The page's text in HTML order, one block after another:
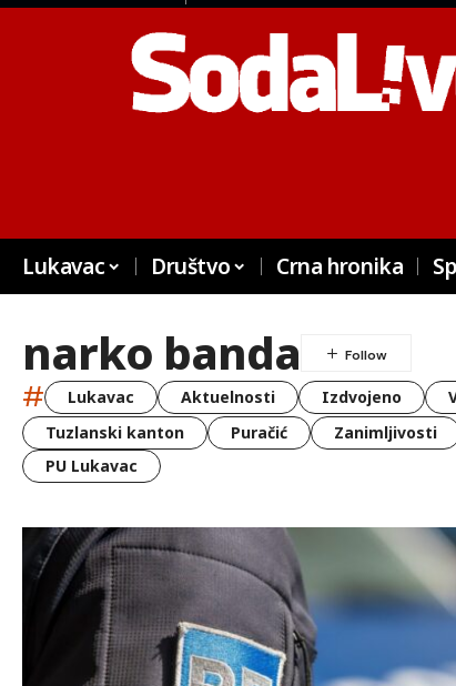
Lukavac Društvo Crna hronika
narko banda
# Lukavac Aktuelnosti Izdvojeno
Tuzlanski kanton
Puračić Zanimljivosti
PU Lukavac